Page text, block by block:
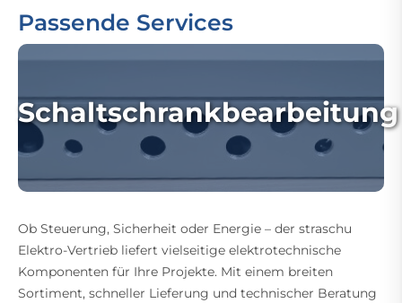
Passende Services
Schaltschrankbearbeitung
Ob Steuerung, Sicherheit oder Energie – der straschu
Elektro-Vertrieb liefert vielseitige elektrotechnische
Komponenten für Ihre Projekte. Mit einem breiten
Sortiment, schneller Lieferung und technischer Beratung